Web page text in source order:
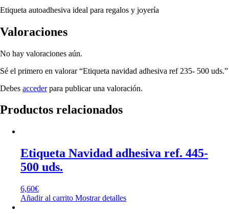
Etiqueta autoadhesiva ideal para regalos y joyería
Valoraciones
No hay valoraciones aún.
Sé el primero en valorar “Etiqueta navidad adhesiva ref 235- 500 uds.”
Debes accederpara publicar una valoración.
Productos relacionados
Etiqueta Navidad adhesiva ref. 445-
500 uds.
6,60€
Añadir al carrito Mostrar detalles